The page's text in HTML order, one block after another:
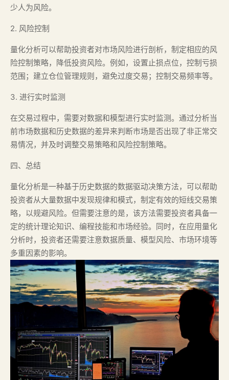
少人为风险。
2. 风险控制
量化分析可以帮助投资者对市场风险进行剖析，制定相应的风
险控制策略，降低投资风险。例如，设置止损点位，控制亏损
范围；建立仓位管理规则，避免过度交易；控制交易频率等。
3. 进行实时监测
在交易过程中，需要对数据和模型进行实时监测。通过分析当
前市场数据和历史数据的差异来判断市场是否出现了非正常交
易情况，并及时调整交易策略和风险控制策略。
四、总结
量化分析是一种基于历史数据的数据驱动决策方法，可以帮助
投资者从大量数据中发现规律和模式，制定有效的短线交易策
略，以规避风险。但需要注意的是，该方法需要投资者具备一
定的统计理论知识、编程技能和市场经验。同时，在应用量化
分析时，投资者还需要注意数据质量、模型风险、市场环境等
多重因素的影响。